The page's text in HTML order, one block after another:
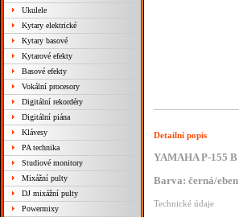
Ukulele
Kytary elektrické
Kytary basové
Kytarové efekty
Basové efekty
Vokální procesory
Digitální rekordéry
Digitální piána
Klávesy
PA technika
Studiové monitory
Mixážní pulty
DJ mixážní pulty
Powermixy
Detailní popis
YAMAHA P-155 B
Barva: černá/eben
Technické údaje